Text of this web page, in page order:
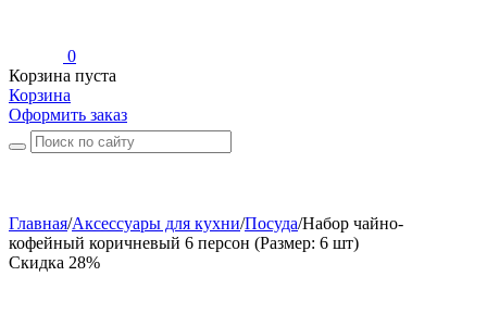
0
Корзина пуста
Корзина
Оформить заказ
Главная/Аксессуары для кухни/Посуда/Набор чайно-
кофейный коричневый 6 персон (Размер: 6 шт)
Скидка 28%